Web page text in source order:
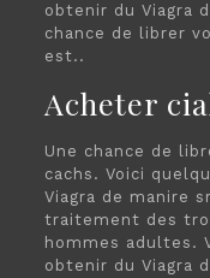
obtenir du Viagra
chance de librer
est..
Acheter
Une chance de
cachs. Voici
Viagra de manire
traitement des
hommes adultes.
obtenir du Viagra